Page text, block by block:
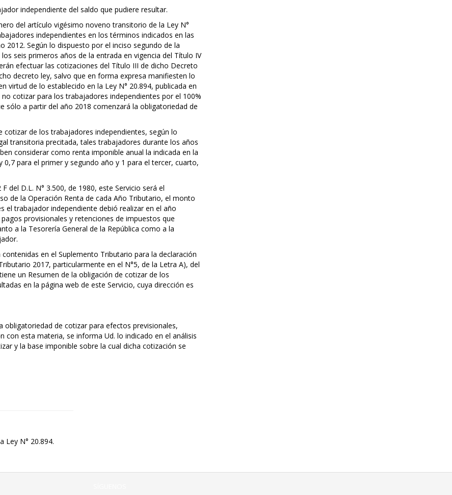
independiente del saldo que pudiere resultar.
del artículo vigésimo noveno transitorio de la Ley N°
independientes en los términos indicados en las
2012. Según lo dispuesto por el inciso segundo de la
seis primeros años de la entrada en vigencia del Título IV
efectuar las cotizaciones del Título III de dicho Decreto
decreto ley, salvo que en forma expresa manifiesten lo
virtud de lo establecido en la Ley N° 20.894, publicada en
cotizar para los trabajadores independientes por el 100%
sólo a partir del año 2018 comenzará la obligatoriedad de
de los trabajadores independientes, según lo
transitoria precitada, tales trabajadores durante los años
considerar como renta imponible anual la indicada en la
para el primer y segundo año y 1 para el tercer, cuarto,
del D.L. N° 3.500, de 1980, este Servicio será el
de la Operación Renta de cada Año Tributario, el monto
el trabajador independiente debió realizar en el año
provisionales y retenciones de impuestos que
a la Tesorería General de la República como a la
en el Suplemento Tributario para la declaración
2017, particularmente en el N°5, de la Letra A), del
un Resumen de la obligación de cotizar de los
en la página web de este Servicio, cuya dirección es
obligatoriedad de cotizar para efectos previsionales,
con esta materia, se informa Ud. lo indicado en el análisis
y la base imponible sobre la cual dicha cotización se
Ley N° 20.894.